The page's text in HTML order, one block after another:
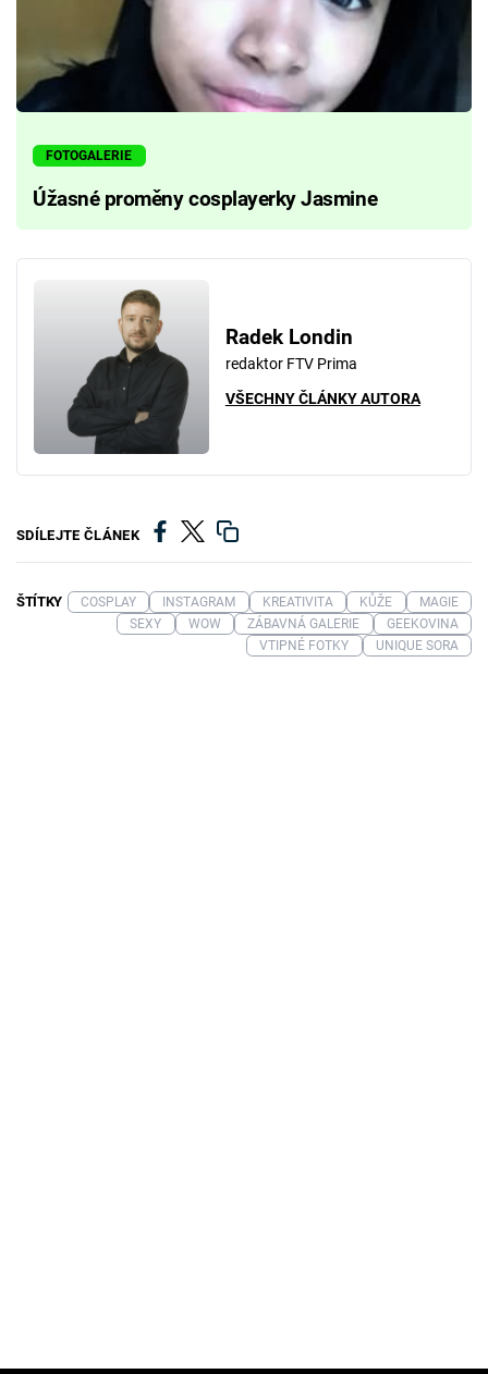
FOTOGALERIE
Úžasné proměny cosplayerky Jasmine
Radek Londin
redaktor FTV Prima
VŠECHNY ČLÁNKY AUTORA
SDÍLEJTE ČLÁNEK
ŠTÍTKY COSPLAY INSTAGRAM KREATIVITA KŮŽE
MAGIE
SEXY
WOW ZÁBAVNÁ GALERIE
GEEKOVINA
VTIPNÉ FOTKY
UNIQUE SORA